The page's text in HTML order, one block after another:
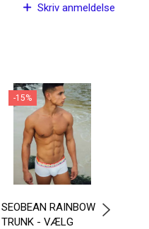
Skriv anmeldelse
-15%
SEOBEAN RAINBOW
TRUNK - VÆLG